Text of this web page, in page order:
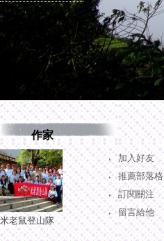
作家
加入好友
推薦部落格
訂閱關注
留言給他
米老鼠登山隊